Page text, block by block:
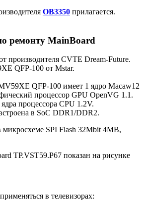
OB3350 прилагается.
ремонту MainBoard
производителя CVTE Dream-Future.
QFP-100 от Mstar.
QFP-100 имеет 1 ядро Macaw12
процессор GPU OpenVG 1.1.
процессора CPU 1.2V.
в SoC DDR1/DDR2.
SPI Flash 32Mbit 4MB,
TP.VST59.P67 показан на рисунке
в телевизорах: